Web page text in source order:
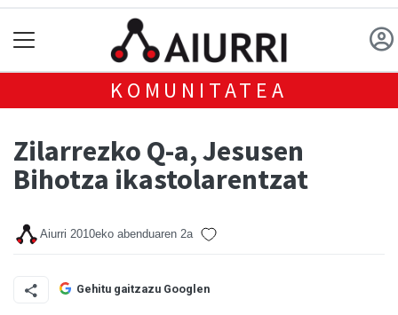
KOMUNITATEA
Zilarrezko Q-a, Jesusen
Bihotza ikastolarentzat
Aiurri 2010eko abenduaren 2a
Gehitu gaitzazu Googlen